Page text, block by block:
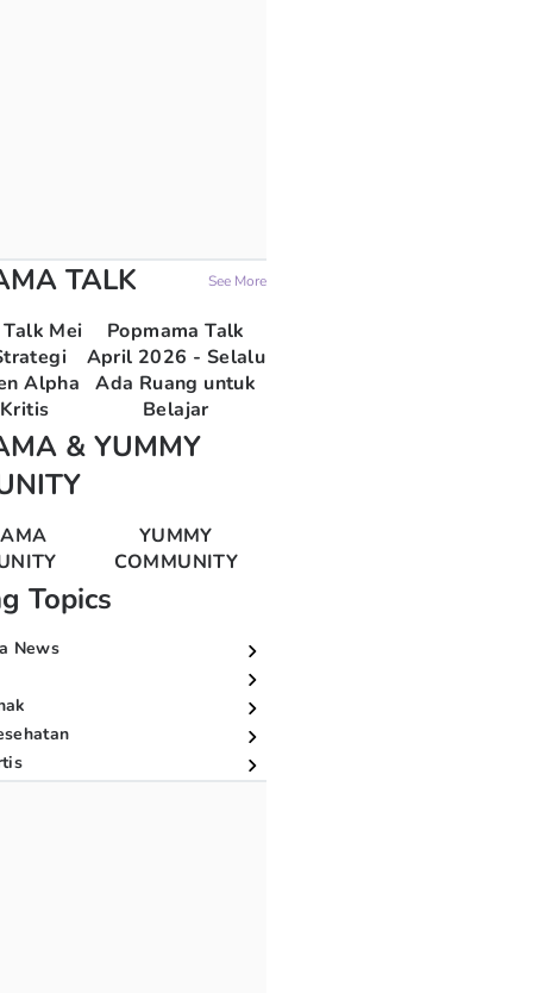
TALK See More
Mei
Alpha
Popmama Talk
April 2026 - Selalu
Ada Ruang untuk
Belajar
& YUMMY
YUMMY
COMMUNITY
Topics
News